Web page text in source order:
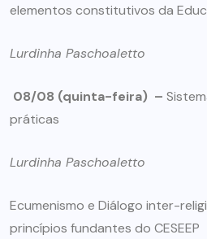
elementos constitutivos da
Lurdinha Paschoaletto
08/08 (quinta-feira) –
práticas
Lurdinha Paschoaletto
Ecumenismo e Diálogo inter-
princípios fundantes do CESEEP